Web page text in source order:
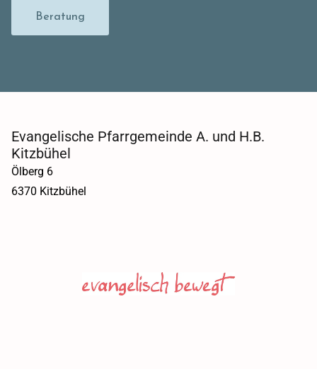
Beratung
Evangelische Pfarrgemeinde A. und H.B.
Kitzbühel
Ölberg 6
6370 Kitzbühel